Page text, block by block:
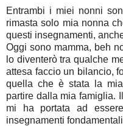
Entrambi i miei nonni
rimasta solo mia nonna
questi insegnamenti,
Oggi sono mamma, beh
lo diventerò tra qualche
attesa faccio un bilancio,
quella che è stata la
partire dalla mia famiglia.
mi ha portata ad
insegnamenti